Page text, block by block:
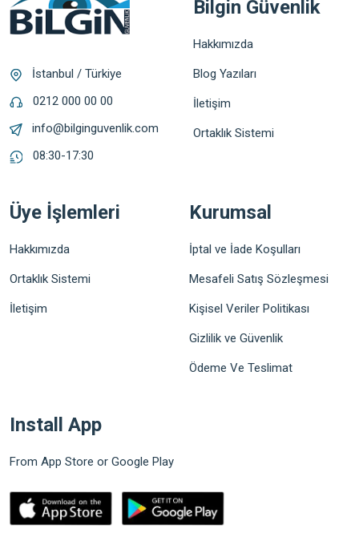
İstanbul / Türkiye
0212 000 00 00
info@bilginguvenlik.com
08:30-17:30
Bilgin Güvenlik
Hakkımızda
Blog Yazıları
İletişim
Ortaklık Sistemi
Üye İşlemleri
Hakkımızda
Ortaklık Sistemi
İletişim
Kurumsal
İptal ve İade Koşulları
Mesafeli Satış Sözleşmesi
Kişisel Veriler Politikası
Gizlilik ve Güvenlik
Ödeme Ve Teslimat
Install App
From App Store or Google Play